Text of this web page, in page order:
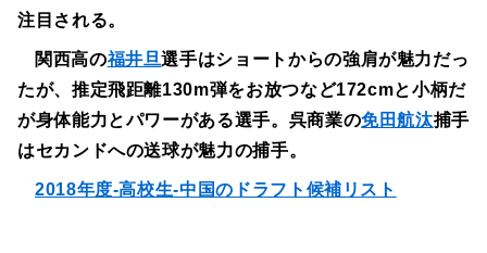
注目される。
関西高の福井旦選手はショートからの強肩が魅力だっ
たが、推定飛距離130m弾をお放つなど172cmと小柄だ
が身体能力とパワーがある選手。呉商業の免田航汰捕手
はセカンドへの送球が魅力の捕手。
2018年度-高校生-中国のドラフト候補リスト